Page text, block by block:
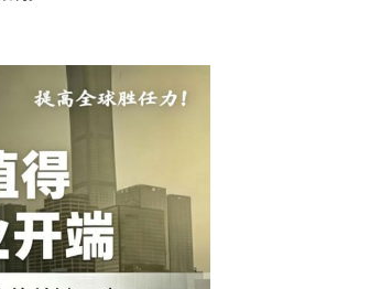
，提前核对要求。
，无单独限制。